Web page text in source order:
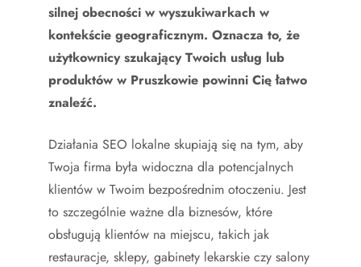
silnej obecności w wyszukiwarkach w
kontekście geograficznym. Oznacza to, że
użytkownicy szukający Twoich usług lub
produktów w Pruszkowie powinni Cię łatwo
znaleźć.
Działania SEO lokalne skupiają się na tym, aby
Twoja firma była widoczna dla potencjalnych
klientów w Twoim bezpośrednim otoczeniu. Jest
to szczególnie ważne dla biznesów, które
obsługują klientów na miejscu, takich jak
restauracje, sklepy, gabinety lekarskie czy salony